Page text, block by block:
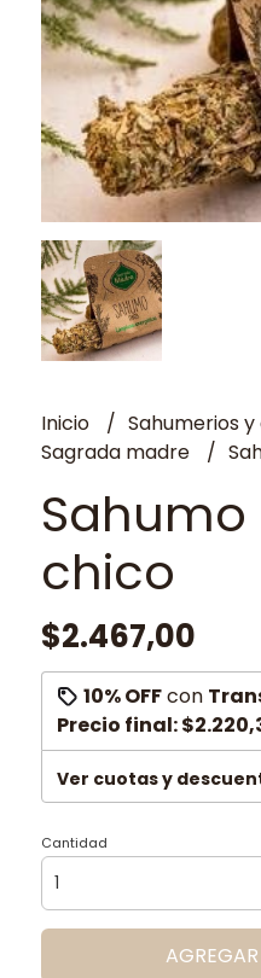
Inicio
Sahumerios
Sagrada madre
chico
$2.467,00
10% OFFcon
Precio final:
Ver cuotas y
Cantidad